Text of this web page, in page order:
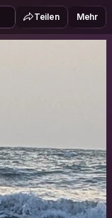
Teilen Mehr